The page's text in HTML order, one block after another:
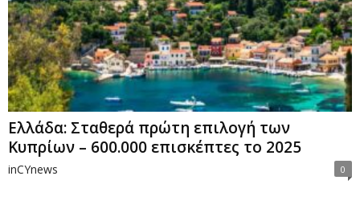
Ελλάδα: Σταθερά πρώτη επιλογή των
Κυπρίων – 600.000 επισκέπτες το 2025
inCYnews 0